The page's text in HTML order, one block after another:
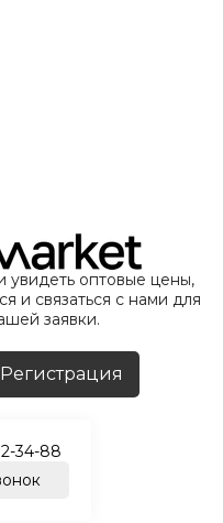
увидеть оптовые цены,
и связаться с нами для
заявки.
Регистрация
34-88